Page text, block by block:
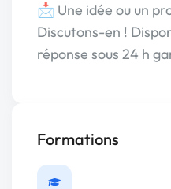
📩 Une idée ou un
Discutons-en !
réponse sous 24 h
Formations